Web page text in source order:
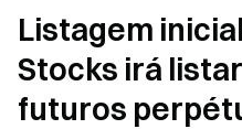
Listagem
Stocks irá
futuros